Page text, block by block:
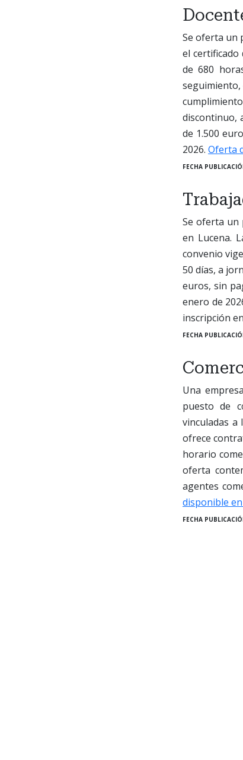
Se oferta un
el certificado
de 680
seguimiento,
discontinuo,
de 1.500
2026. Oferta
FECHA
Se oferta un
en Lucena.
convenio
50 días, a
euros, sin
enero de
inscripción
FECHA
Una
puesto de
vinculadas a
ofrece
horario
oferta
agentes
disponible
FECHA